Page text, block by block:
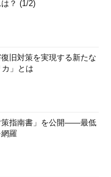
？ (1/2)
旧対策を実現する新たな
」とは
策指南書」を公開――最低
羅